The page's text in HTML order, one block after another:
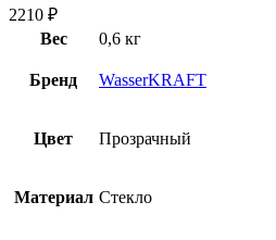
2210 ₽
Вес
0,6 кг
Бренд WasserKRAFT
Цвет Прозрачный
Материал Стекло